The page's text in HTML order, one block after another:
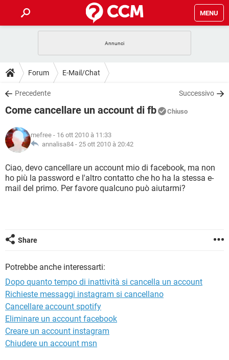
MENU
INTRATTENIMENTO
iOS
INSTAGRAM WHATSAPP
TIKTOK
HARDWARE
GUIDE
COVID-19
INSTAGRAM
TIKTOK
HARDWARE
DOWNLOAD
COVID-19 GAMING
INTRATTENIMENTO
iOS WINDOWS 10
INSTAGRAM WHATSAPP
TIKTOK FACEBOOK
COVID-19
INTRATTENIMENTO
iOS WINDOWS 10
INSTAGRAM WHATSAPP
GLOSSARIO
COVID-19 GAMING
INTRATTENIMENTO ANDROID
TIKTOK
Forum E-Mail/Chat
Precedente Successivo
Come cancellare un account di fb Chiuso
mefree - 16 ott 2010 à 11:33
annalisa84 - 25 ott 2010 à 20:42
Ciao, devo cancellare un account mio di facebook, ma non
ho più la password e l'altro contatto che ho ha la stessa e-
mail del primo. Per favore qualcuno può aiutarmi?
Share
Potrebbe anche interessarti:
Dopo quanto tempo di inattività si cancella un account
Richieste messaggi instagram si cancellano
Cancellare account spotify
Eliminare un account facebook
Creare un account instagram
Chiudere un account msn